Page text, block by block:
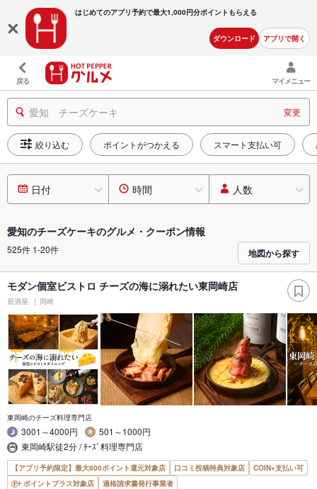
はじめてのアプリ予約で最大1,000円分ポイントもらえる
ダウンロード アプリで開く
戻る マイメニュー
愛知 チーズケーキ 変更
絞り込む ポイントがつかえる スマート支払い可
日付 時間 人数
愛知のチーズケーキのグルメ・クーポン情報
525件 1-20件 地図から探す
モダン個室ビストロ チーズの海に溺れたい東岡崎店
居酒屋 岡崎
東岡崎のチーズ料理専門店
3001～4000円
501～1000円
東岡崎駅徒2分 / ﾁｰｽﾞ料理専門店
【アプリ予約限定】最大800ポイント還元対象店 口コミ投稿特典対象店
COIN+支払い可
ポイントプラス対象店
適格請求書発行事業者